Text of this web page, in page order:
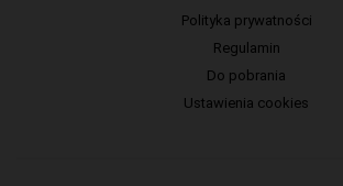
Polityka prywatności
Regulamin
Do pobrania
Ustawienia cookies